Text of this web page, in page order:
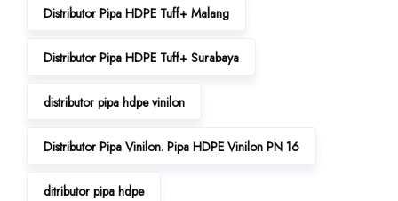
Distributor Pipa HDPE Tuff+ Malang
Distributor Pipa HDPE Tuff+ Surabaya
distributor pipa hdpe vinilon
Distributor Pipa Vinilon. Pipa HDPE Vinilon PN 16
ditributor pipa hdpe